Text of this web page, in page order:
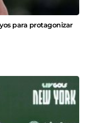
para protagonizar